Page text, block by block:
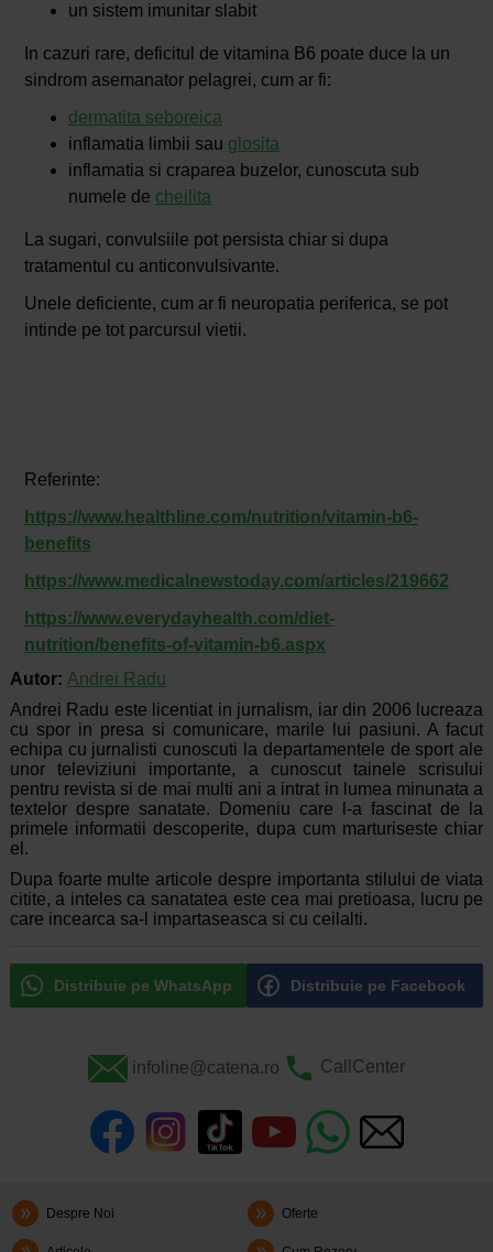
un sistem imunitar slabit
In cazuri rare, deficitul de vitamina B6 poate duce la un
sindrom asemanator pelagrei, cum ar fi:
dermatita seboreica
inflamatia limbii sau glosita
inflamatia si craparea buzelor, cunoscuta sub
numele de cheilita
La sugari, convulsiile pot persista chiar si dupa
tratamentul cu anticonvulsivante.
Unele deficiente, cum ar fi neuropatia periferica, se pot
intinde pe tot parcursul vietii.
Referinte:
https://www.healthline.com/nutrition/vitamin-b6-
benefits
https://www.medicalnewstoday.com/articles/219662
https://www.everydayhealth.com/diet-
nutrition/benefits-of-vitamin-b6.aspx
Autor: Andrei Radu
Andrei Radu este licentiat in jurnalism, iar din 2006 lucreaza
cu spor in presa si comunicare, marile lui pasiuni. A facut
echipa cu jurnalisti cunoscuti la departamentele de sport ale
unor televiziuni importante, a cunoscut tainele scrisului
pentru revista si de mai multi ani a intrat in lumea minunata a
textelor despre sanatate. Domeniu care l-a fascinat de la
primele informatii descoperite, dupa cum marturiseste chiar
el.
Dupa foarte multe articole despre importanta stilului de viata
citite, a inteles ca sanatatea este cea mai pretioasa, lucru pe
care incearca sa-l impartaseasca si cu ceilalti.
Distribuie pe WhatsApp Distribuie pe Facebook
infoline@catena.ro CallCenter
Despre Noi Oferte